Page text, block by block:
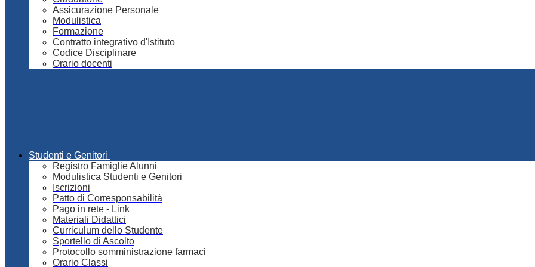
Assicurazione Personale
Modulistica
Formazione
Contratto integrativo d'Istituto
Codice Disciplinare
Orario docenti
Studenti e Genitori
Registro Famiglie Alunni
Modulistica Studenti e Genitori
Iscrizioni
Patto di Corresponsabilità
Pago in rete - Link
Materiali Didattici
Curriculum dello Studente
Sportello di Ascolto
Protocollo somministrazione farmaci
Orario Classi